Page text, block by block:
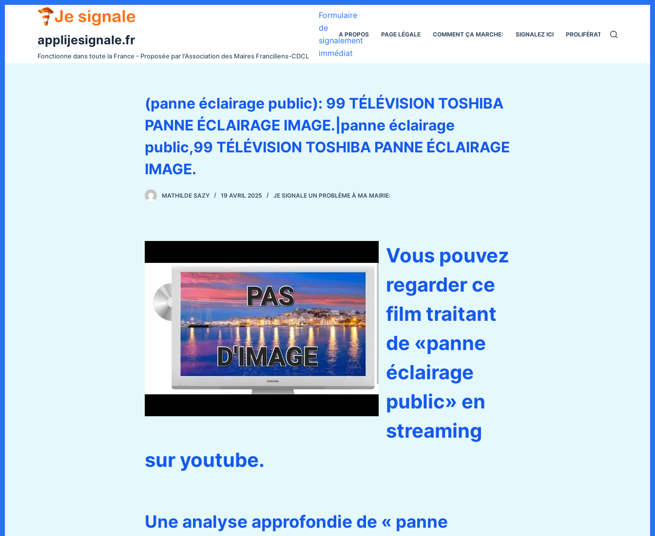
e
applijesignale.fr
Fonctionne dans toute la France - Proposée par l'Association des Maires Franciliens-CDCL
Formulaire
de
signalement
immédiat
A PROPOS PAGE LÉGALE COMMENT ÇA MARCHE: SIGNALEZ ICI PROLIFÉRATION DES RATS
(panne éclairage public): 99 TÉLÉVISION TOSHIBA
PANNE ÉCLAIRAGE IMAGE.|panne éclairage
public,99 TÉLÉVISION TOSHIBA PANNE ÉCLAIRAGE
IMAGE.
MATHILDE SAZY 19 AVRIL 2025 JE SIGNALE UN PROBLÈME À MA MAIRIE:
Vous pouvez
regarder ce
film traitant
de «panne
éclairage
public» en
streaming
sur youtube.
Une analyse approfondie de « panne